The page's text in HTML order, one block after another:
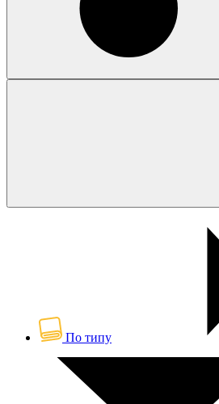
По типу